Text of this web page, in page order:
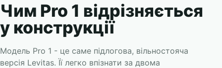
Чим Pro 1 відрізняється
у конструкції
Модель Pro 1 - це саме підлогова, вільностояча
версія Levitas. Її легко впізнати за двома